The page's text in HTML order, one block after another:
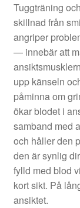
Tuggträning
skillnad från
angriper
— innebär att
upp känseln
påminna om
ökar blodet i
samband med
och håller den
den är synlig
fylld med blod
kort sikt. På
ansiktet.